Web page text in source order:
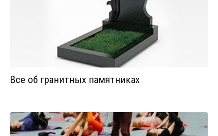
Все об гранитных памятниках